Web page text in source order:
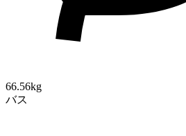
66.56kg
バス